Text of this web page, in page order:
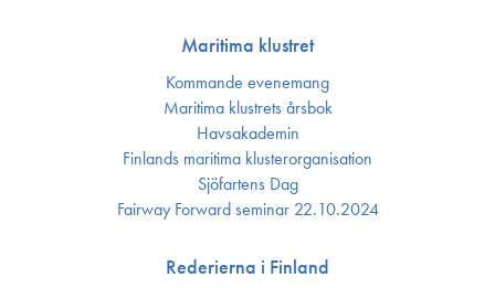
Maritima klustret
Kommande evenemang
Maritima klustrets årsbok
Havsakademin
Finlands maritima kluster­organisation
Sjöfartens Dag
Fairway Forward seminar 22.10.2024
Rederierna i Finland